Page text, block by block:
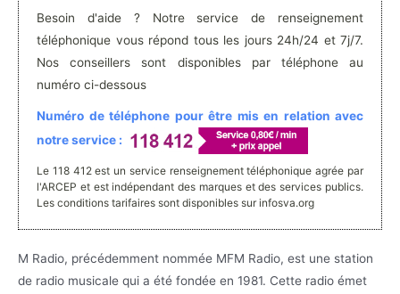
Besoin d'aide ? Notre service de renseignement
téléphonique vous répond tous les jours 24h/24 et 7j/7.
Nos conseillers sont disponibles par téléphone au
numéro ci-dessous
Numéro de téléphone pour être mis en relation avec
notre service :
Le 118 412 est un service renseignement téléphonique agrée par
l'ARCEP et est indépendant des marques et des services publics.
Les conditions tarifaires sont disponibles sur infosva.org
M Radio, précédemment nommée MFM Radio, est une station
de radio musicale qui a été fondée en 1981. Cette radio émet